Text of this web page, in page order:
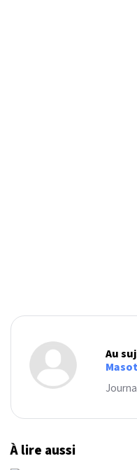
Au
À lire aussi